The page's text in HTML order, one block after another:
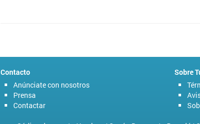
Contacto
Anúnciate con nosotros
Prensa
Contactar
Sobre